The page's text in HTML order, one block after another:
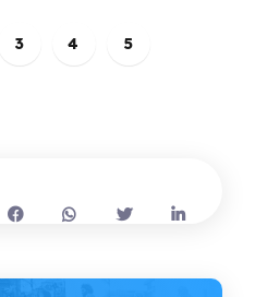
3 4 5